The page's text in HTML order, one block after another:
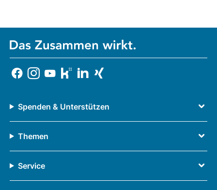
Spenden & Unterstützen
Themen
Service